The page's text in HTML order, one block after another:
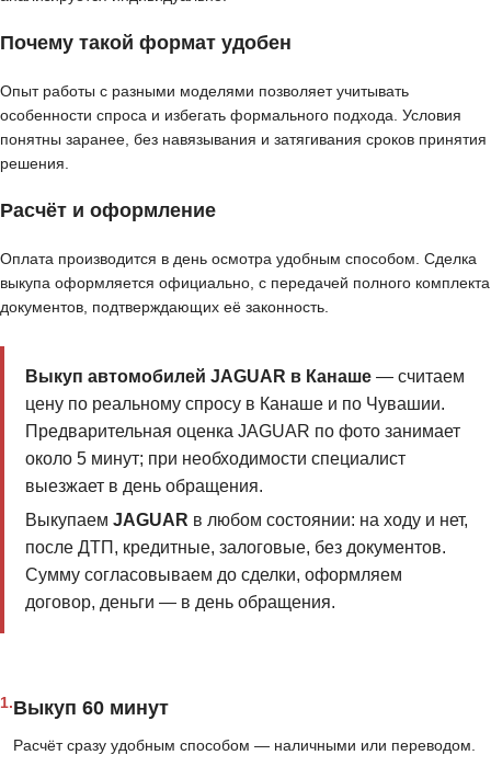
Почему такой формат удобен
Опыт работы с разными моделями позволяет учитывать
особенности спроса и избегать формального подхода. Условия
понятны заранее, без навязывания и затягивания сроков принятия
решения.
Расчёт и оформление
Оплата производится в день осмотра удобным способом. Сделка
выкупа оформляется официально, с передачей полного комплекта
документов, подтверждающих её законность.
Выкуп автомобилей JAGUAR в Канаше— считаем
цену по реальному спросу в Канаше и по Чувашии.
Предварительная оценка JAGUAR по фото занимает
около 5 минут; при необходимости специалист
выезжает в день обращения.
Выкупаем JAGUAR в любом состоянии: на ходу и нет,
после ДТП, кредитные, залоговые, без документов.
Сумму согласовываем до сделки, оформляем
договор, деньги — в день обращения.
1.Выкуп 60 минут
Расчёт сразу удобным способом — наличными или переводом.